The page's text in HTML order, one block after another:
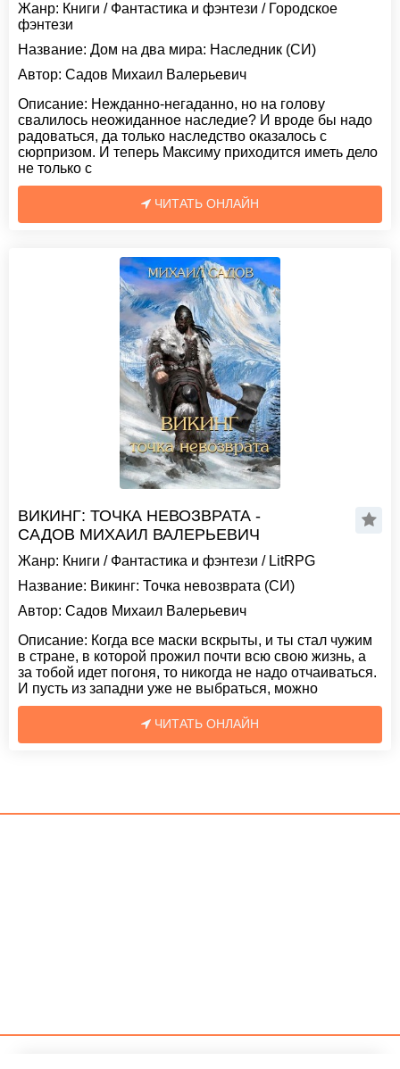
Жанр: Книги / Фантастика и фэнтези / Городское
фэнтези
Название: Дом на два мира: Наследник (СИ)
Автор: Садов Михаил Валерьевич
Описание: Нежданно-негаданно, но на голову
свалилось неожиданное наследие? И вроде бы надо
радоваться, да только наследство оказалось с
сюрпризом. И теперь Максиму приходится иметь дело
не только с
ЧИТАТЬ ОНЛАЙН
ВИКИНГ: ТОЧКА НЕВОЗВРАТА -
САДОВ МИХАИЛ ВАЛЕРЬЕВИЧ
Жанр: Книги / Фантастика и фэнтези / LitRPG
Название: Викинг: Точка невозврата (СИ)
Автор: Садов Михаил Валерьевич
Описание: Когда все маски вскрыты, и ты стал чужим
в стране, в которой прожил почти всю свою жизнь, а
за тобой идет погоня, то никогда не надо отчаиваться.
И пусть из западни уже не выбраться, можно
ЧИТАТЬ ОНЛАЙН